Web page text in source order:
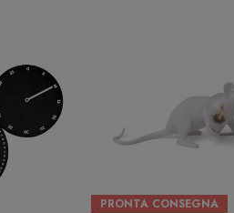
PRONTA CONSEGNA